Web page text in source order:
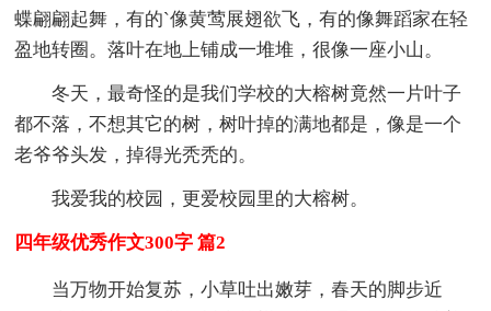
蝶翩翩起舞，有的`像黄莺展翅欲飞，有的像舞蹈家在轻
盈地转圈。落叶在地上铺成一堆堆，很像一座小山。
冬天，最奇怪的是我们学校的大榕树竟然一片叶子
都不落，不想其它的树，树叶掉的满地都是，像是一个
老爷爷头发，掉得光秃秃的。
我爱我的校园，更爱校园里的大榕树。
四年级优秀作文300字 篇2
当万物开始复苏，小草吐出嫩芽，春天的脚步近